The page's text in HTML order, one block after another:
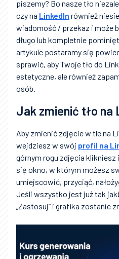
piszemy? Bo nasze tło
czy na LinkedIn również
wiadomość / przekaz i może
długo lub kompletnie
artykule postaramy się
sprawić, aby Twoje tło do
estetyczne, ale również
osób.
Jak zmienić tło na
Aby zmienić zdjęcie w tle na
wejdziesz w swój profil na
górnym rogu zdjęcia klikniesz
się okno, w którym możesz
umiejscowić, przyciąć,
Jeśli wszystko jest już tak
„Zastosuj” i grafika zostanie